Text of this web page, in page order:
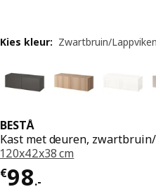
BESTÅ
Kast met deuren,
120x42x38 cm
€98.-
Prijs € 98.-
Kies kleur: Zwartbruin/